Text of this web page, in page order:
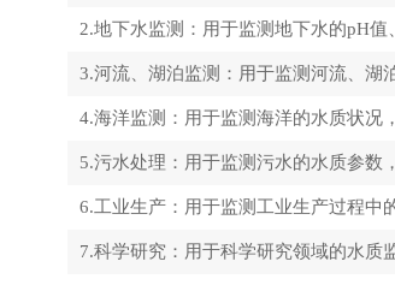
2.地下水监测：用于监测地下水的pH值
3.河流、湖泊监测：用于监测河流、湖
4.海洋监测：用于监测海洋的水质状况
5.污水处理：用于监测污水的水质参数
6.工业生产：用于监测工业生产过程中
7.科学研究：用于科学研究领域的水质